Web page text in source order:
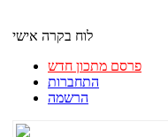
לוח בקרה אישי
פרסם מתכון חדש
התחברות
הרשמה